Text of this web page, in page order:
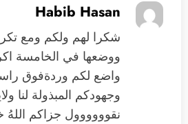
Habib Hasan
شكرا لهم ولكم ومع
ووضعها في الخامسة
واضع لكم وردةفوق
وجهودكم المبذولة لنا
نقوووووول جزاكم